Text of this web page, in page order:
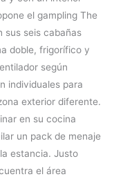
el gampling The
sus seis cabañas
doble, frigorífico y
según
individuales para
exterior diferente.
en su cocina
un pack de menaje
estancia. Justo
el área